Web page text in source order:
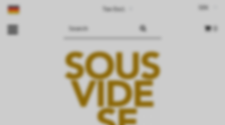
Tax Excl. SEK
0